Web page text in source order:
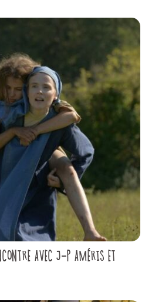
AVEC J-P AMÉRIS ET